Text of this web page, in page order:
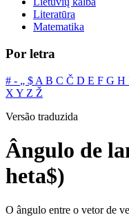
Literatūra
Matematika
Por letra
# ‐ „ $ A B C Č D E F G H
X Y Z Ž
Versão traduzida
Ângulo de
heta$)
O ângulo entre o vetor de